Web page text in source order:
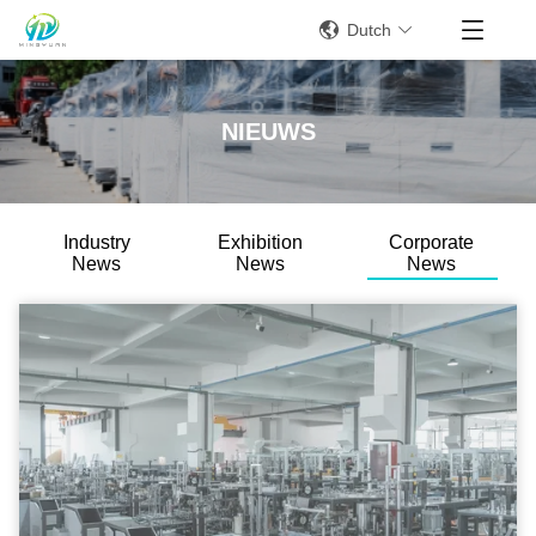
Dutch
NIEUWS
Industry
News
Exhibition
News
Corporate
News